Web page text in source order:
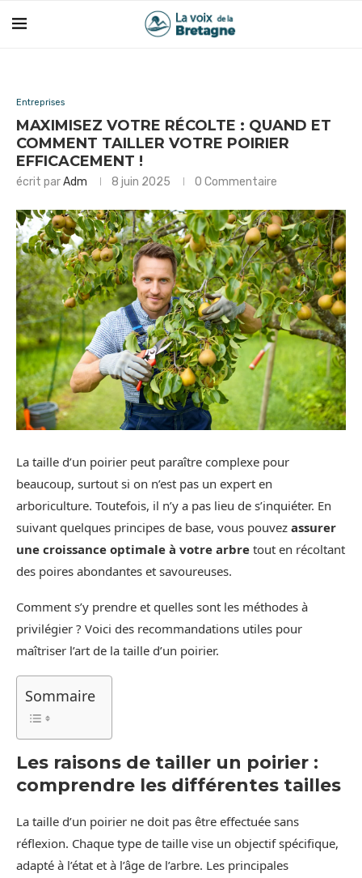
Entreprises
MAXIMISEZ VOTRE RÉCOLTE : QUAND ET
COMMENT TAILLER VOTRE POIRIER
EFFICACEMENT !
écrit parAdm 8 juin 2025 0 Commentaire
La taille d’un poirier peut paraître complexe pour
beaucoup, surtout si on n’est pas un expert en
arboriculture. Toutefois, il n’y a pas lieu de s’inquiéter. En
suivant quelques principes de base, vous pouvez assurer
une croissance optimale à votre arbre tout en récoltant
des poires abondantes et savoureuses.
Comment s’y prendre et quelles sont les méthodes à
privilégier ? Voici des recommandations utiles pour
maîtriser l’art de la taille d’un poirier.
Sommaire
Les raisons de tailler un poirier :
comprendre les différentes tailles
La taille d’un poirier ne doit pas être effectuée sans
réflexion. Chaque type de taille vise un objectif spécifique,
adapté à l’état et à l’âge de l’arbre. Les principales